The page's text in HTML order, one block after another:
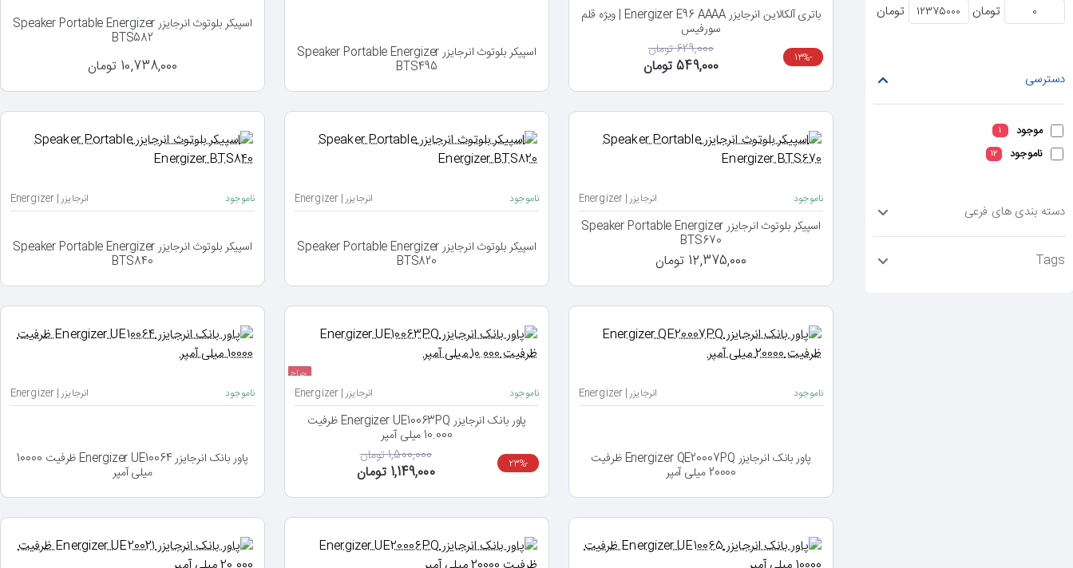
تومان تومان
دسترسی
موجود 1
ناموجود 12
دسته بندی های فرعی
Tags
باتری آلکالاین انرجایزر Energizer E96 AAAA | ویژه قلم
سورفیس
-13% 549,000 تومان
629,000 تومان اسپیکر بلوتوث انرجایزر Speaker Portable Energizer
BTS495
اسپیکر بلوتوث انرجایزر Speaker Portable Energizer
BTS582
10,738,000 تومان
ناموجود انرجایزر | Energizer
اسپیکر بلوتوث انرجایزر Speaker Portable Energizer
BTS670
12,375,000 تومان
ناموجود انرجایزر | Energizer
اسپیکر بلوتوث انرجایزر Speaker Portable Energizer
BTS820
ناموجود انرجایزر | Energizer
اسپیکر بلوتوث انرجایزر Speaker Portable Energizer
BTS840
ناموجود انرجایزر | Energizer
پاور بانک انرجایزر Energizer QE20007PQ ظرفیت
20000 میلی آمپر
حراج
ناموجود انرجایزر | Energizer
پاور بانک انرجایزر Energizer UE10063PQ ظرفیت
10.000 میلی آمپر
-23% 1,149,000 تومان
1,500,000 تومان
ناموجود انرجایزر | Energizer
پاور بانک انرجایزر Energizer UE10064 ظرفیت 10000
میلی آمپر